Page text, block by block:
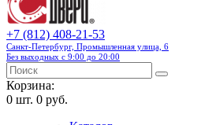
+7 (812) 408-21-53
Санкт-Петербург, Промышленная улица, 6
Без выходных с 9:00 до 20:00
Корзина:
0 шт. 0 руб.